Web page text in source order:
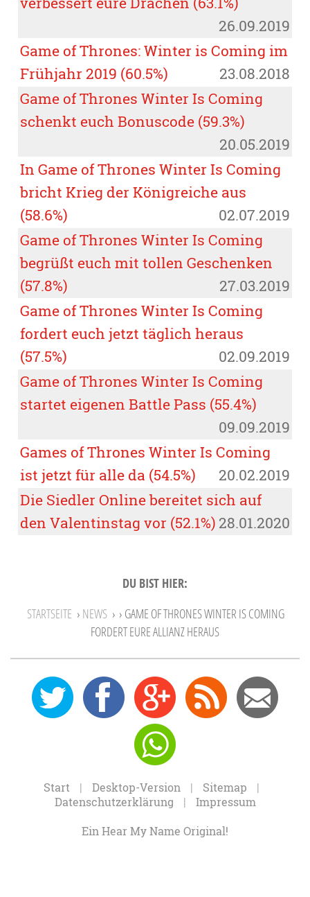
26.09.2019
Game of Thrones: Winter is Coming im
Frühjahr 2019 (60.5%)
23.08.2018
Game of Thrones Winter Is Coming
schenkt euch Bonuscode (59.3%)
20.05.2019
In Game of Thrones Winter Is Coming
bricht Krieg der Königreiche aus
(58.6%)
02.07.2019
Game of Thrones Winter Is Coming
begrüßt euch mit tollen Geschenken
(57.8%)
27.03.2019
Game of Thrones Winter Is Coming
fordert euch jetzt täglich heraus
(57.5%)
02.09.2019
Game of Thrones Winter Is Coming
startet eigenen Battle Pass (55.4%)
09.09.2019
Games of Thrones Winter Is Coming
ist jetzt für alle da (54.5%)
20.02.2019
Die Siedler Online bereitet sich auf
den Valentinstag vor (52.1%) 28.01.2020
DU BIST HIER:
STARTSEITE › NEWS › › GAME OF THRONES WINTER IS COMING
FORDERT EURE ALLIANZ HERAUS
0 12 27 Feed Mail
Send
Start | Desktop-Version | Sitemap
|
Datenschutzerklärung
|
Impressum
Ein Hear My Name Original!